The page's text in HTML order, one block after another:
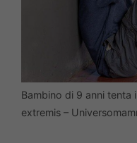
Bambino di 9 anni tenta
extremis –